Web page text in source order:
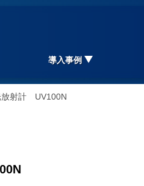
導入事例
放射計 UV100N